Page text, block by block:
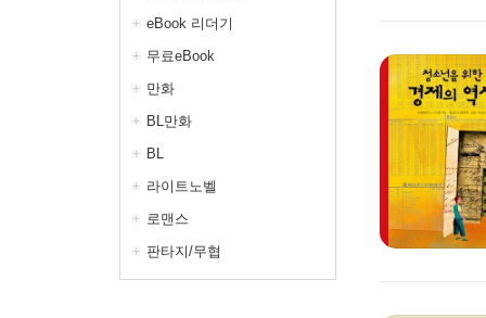
eBook 리더기
무료eBook
만화
BL만화
BL
라이트노벨
로맨스
판타지/무협